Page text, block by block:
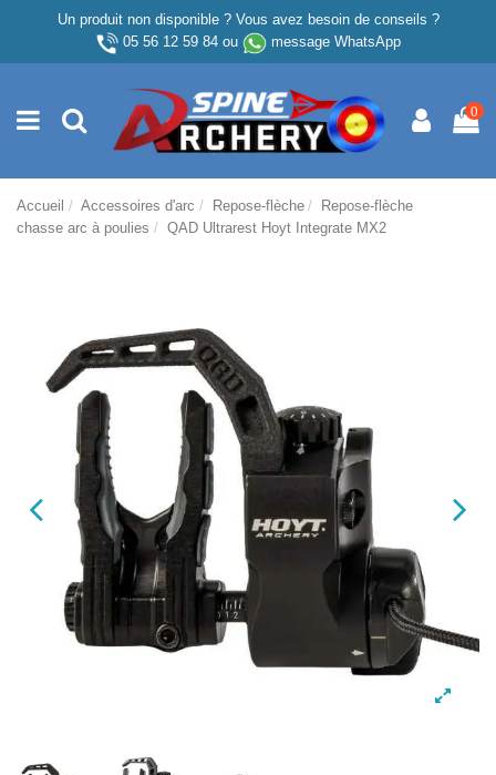
Un produit non disponible ? Vous avez besoin de conseils ?
05 56 12 59 84ou message WhatsApp
0
Accueil Accessoires d'arc Repose-flèche
Repose-flèche
chasse arc à poulies
QAD Ultrarest Hoyt Integrate MX2